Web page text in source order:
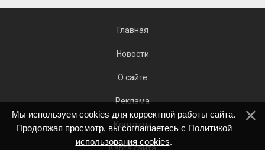
Главная
Новости
О сайте
Реклама
Контакты
Мы используем cookies для корректной работы сайта.
Продолжая просмотр, вы соглашаетесь с Политикой
использования cookies.